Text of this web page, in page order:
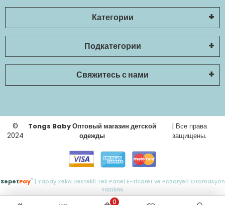
Категории
Подкатегории
Свяжитесь с нами
©
2024
Tongs Baby Оптовый магазин детской
одежды
| Все права
защищены.
0
SepetPay®| Yapay Zeka Destekli Tek Panel E-ticaret ve Pazaryeri Otomasyon
Yazılımı